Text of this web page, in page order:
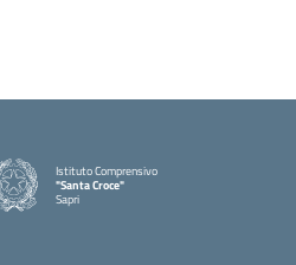
Istituto Comprensivo
"Santa Croce"
Sapri
— Visita la pagina iniziale della scuola